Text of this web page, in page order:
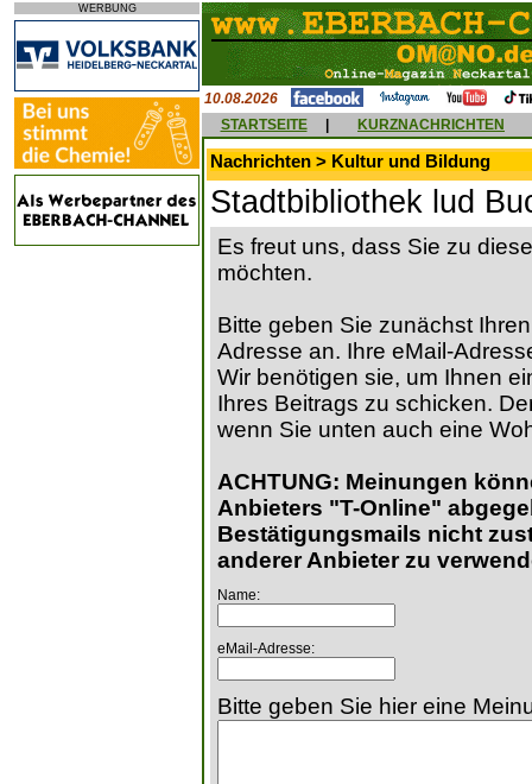
WERBUNG
10.08.2026
STARTSEITE
KURZNACHRICHTEN
Nachrichten > Kultur und Bildung
Stadtbibliothek lud
Es freut uns, dass Sie zu
möchten.
Bitte geben Sie zunächst
Adresse an. Ihre eMail-
Wir benötigen sie, um Ihnen
Ihres Beitrags zu schicken.
wenn Sie unten auch eine
ACHTUNG: Meinungen
Anbieters "T-Online"
Bestätigungsmails nicht
anderer Anbieter zu
Name:
eMail-Adresse:
Bitte geben Sie hier eine